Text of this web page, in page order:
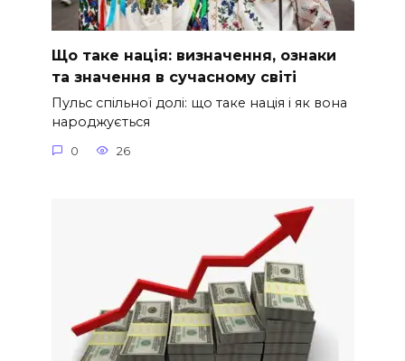
Що таке нація: визначення, ознаки
та значення в сучасному світі
Пульс спільної долі: що таке нація і як вона
народжується
0 26